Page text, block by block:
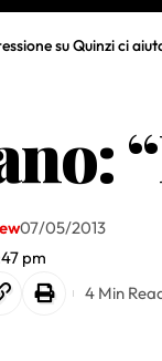
su Quinzi ci
pm
07/05/2013
4 Min